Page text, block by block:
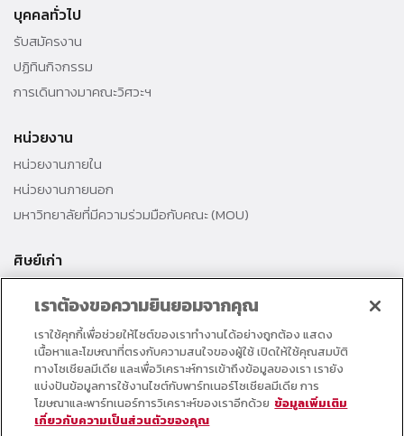
บุคคลทั่วไป
รับสมัครงาน
ปฏิทินกิจกรรม
การเดินทางมาคณะวิศวะฯ
หน่วยงาน
หน่วยงานภายใน
หน่วยงานภายนอก
มหาวิทยาลัยที่มีความร่วมมือกับคณะ (MOU)
ศิษย์เก่า
สำนักงานธรรมศาสตร์สัมพันธ์
ศิษย์เก่าดีเด่น
กองทุนวิศวกรแห่งธรรม เพื่อพัฒนาการศึกษา
อาจารย์และบุคลากร
เราต้องขอความยินยอมจากคุณ
เราใช้คุกกี้เพื่อช่วยให้ไซต์ของเราทำงานได้อย่างถูกต้อง แสดง
เนื้อหาและโฆษณาที่ตรงกับความสนใจของผู้ใช้ เปิดให้ใช้คุณสมบัติ
ทางโซเชียลมีเดีย และเพื่อวิเคราะห์การเข้าถึงข้อมูลของเรา เรายัง
แบ่งปันข้อมูลการใช้งานไซต์กับพาร์ทเนอร์โซเชียลมีเดีย การ
โฆษณาและพาร์ทเนอร์การวิเคราะห์ของเราอีกด้วย ข้อมูลเพิ่มเติม
เกี่ยวกับความเป็นส่วนตัวของคุณ